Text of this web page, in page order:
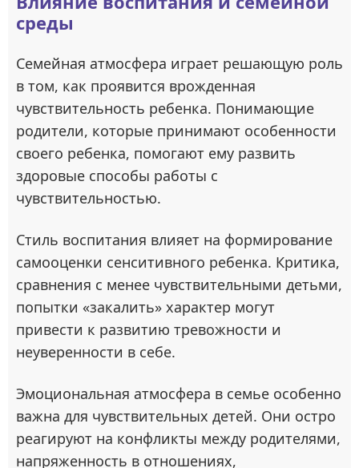
среды
Семейная атмосфера играет решающую роль
в том, как проявится врожденная
чувствительность ребенка. Понимающие
родители, которые принимают особенности
своего ребенка, помогают ему развить
здоровые способы работы с
чувствительностью.
Стиль воспитания влияет на формирование
самооценки сенситивного ребенка. Критика,
сравнения с менее чувствительными детьми,
попытки «закалить» характер могут
привести к развитию тревожности и
неуверенности в себе.
Эмоциональная атмосфера в семье особенно
важна для чувствительных детей. Они остро
реагируют на конфликты между родителями,
напряженность в отношениях,